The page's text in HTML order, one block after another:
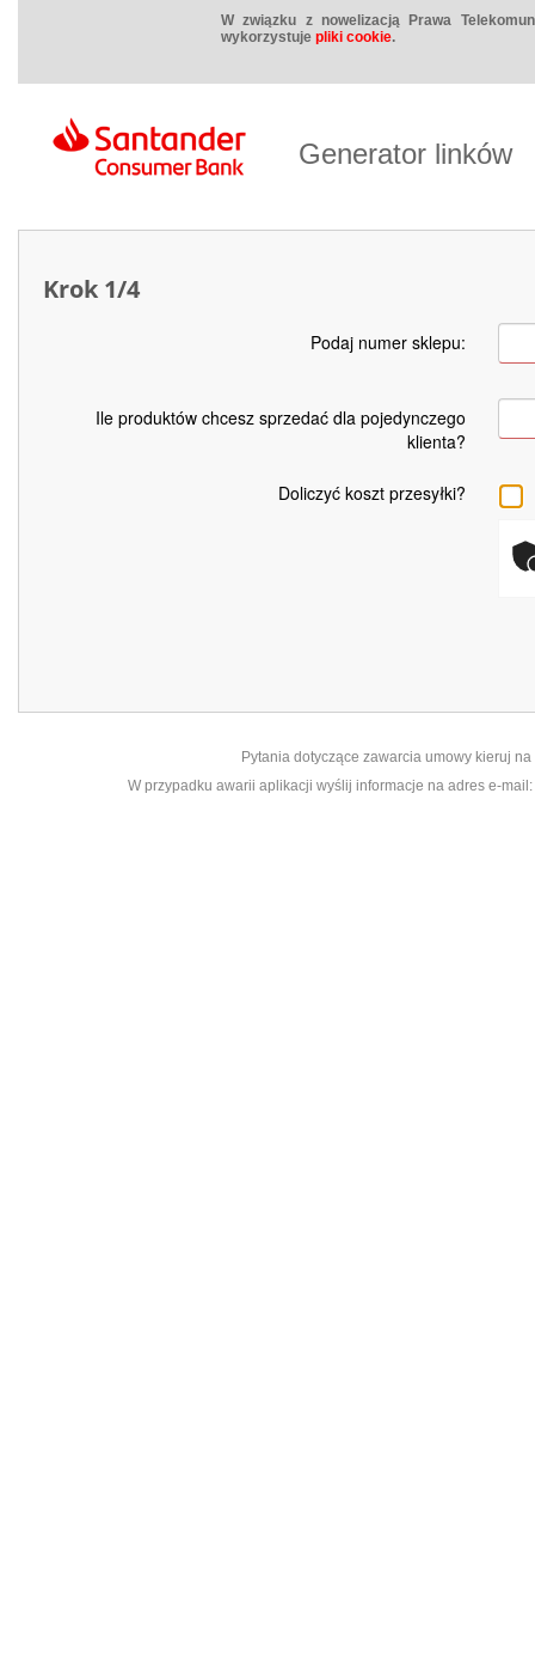
W związku z nowelizacją Prawa
wykorzystuje pliki cookie.
Generator linków
Krok 1/4
Podaj numer sklepu:
Ile produktów chcesz sprzedać dla pojedynczego
klienta?
Doliczyć koszt przesyłki?
Pytania dotyczące zawarcia umowy kieruj
W przypadku awarii aplikacji wyślij informacje na adres e-mail: